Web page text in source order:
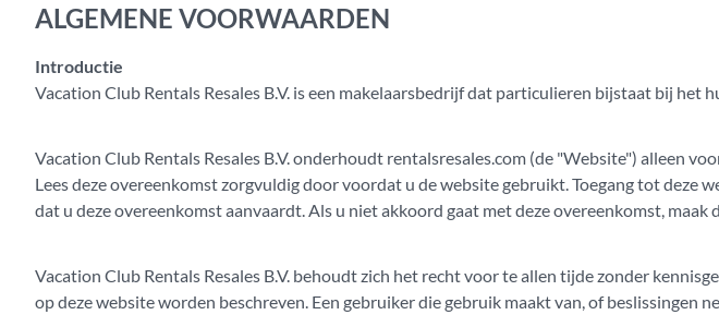
ALGEMENE VOORWAARDEN
Introductie
Vacation Club Rentals Resales B.V. is een makelaarsbedrijf dat particulieren bijstaat bij
Vacation Club Rentals Resales B.V. onderhoudt rentalsresales.com (de "Website") alleen
Lees deze overeenkomst zorgvuldig door voordat u de website gebruikt. Toegang tot
dat u deze overeenkomst aanvaardt. Als u niet akkoord gaat met deze overeenkomst, maak
Vacation Club Rentals Resales B.V. behoudt zich het recht voor te allen tijde zonder
op deze website worden beschreven. Een gebruiker die gebruik maakt van, of